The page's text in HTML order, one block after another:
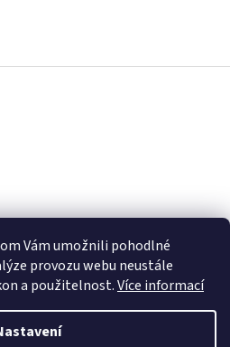
Vám umožnili pohodlné
provozu webu neustále
a použitelnost.Více informací
Vytvořil Shoptet